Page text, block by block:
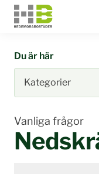
Vanliga frågor
Du är här